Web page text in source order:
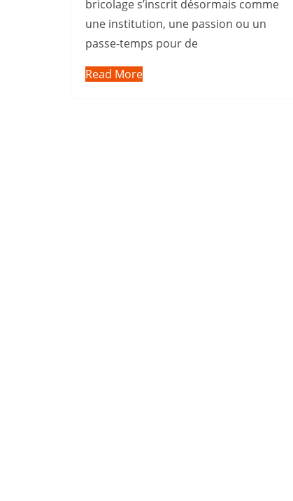
bricolage s’inscrit désormais comme
une institution, une passion ou un
passe-temps pour de
Read More